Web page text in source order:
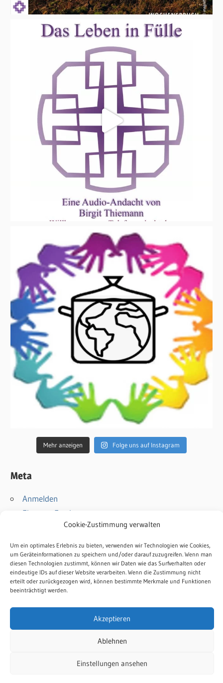
Cookie-Zustimmung verwalten
Um ein optimales Erlebnis zu bieten, verwenden wir Technologien wie Cookies,
um Geräteinformationen zu speichern und/oder darauf zuzugreifen. Wenn man
diesen Technologien zustimmt, können wir Daten wie das Surfverhalten oder
eindeutige IDs auf dieser Website verarbeiten. Wenn die Zustimmung nicht
erteilt oder zurückgezogen wird, können bestimmte Merkmale und Funktionen
beeinträchtigt werden.
Akzeptieren
Ablehnen
Einstellungen ansehen
Mehr anzeigen Folge uns auf Instagram
Meta
Anmelden
Eintrags-Feed
Kommentar-Feed
WordPress.org
Kontakt
Impressum
Datenschutz
Cookie-Richtlinie
WordPress-Theme: Wellington von ThemeZee.